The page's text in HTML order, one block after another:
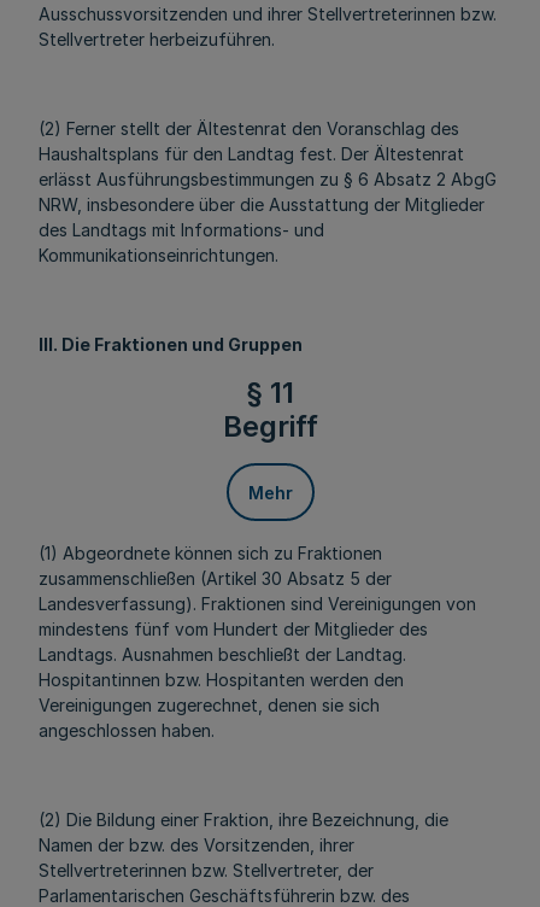
Ausschussvorsitzenden und ihrer Stellvertreterinnen bzw.
Stellvertreter herbeizuführen.
(2) Ferner stellt der Ältestenrat den Voranschlag des
Haushaltsplans für den Landtag fest. Der Ältestenrat
erlässt Ausführungsbestimmungen zu § 6 Absatz 2 AbgG
NRW, insbesondere über die Ausstattung der Mitglieder
des Landtags mit Informations- und
Kommunikationseinrichtungen.
III. Die Fraktionen und Gruppen
§ 11
Begriff
Mehr
(1) Abgeordnete können sich zu Fraktionen
zusammenschließen (Artikel 30 Absatz 5 der
Landesverfassung). Fraktionen sind Vereinigungen von
mindestens fünf vom Hundert der Mitglieder des
Landtags. Ausnahmen beschließt der Landtag.
Hospitantinnen bzw. Hospitanten werden den
Vereinigungen zugerechnet, denen sie sich
angeschlossen haben.
(2) Die Bildung einer Fraktion, ihre Bezeichnung, die
Namen der bzw. des Vorsitzenden, ihrer
Stellvertreterinnen bzw. Stellvertreter, der
Parlamentarischen Geschäftsführerin bzw. des